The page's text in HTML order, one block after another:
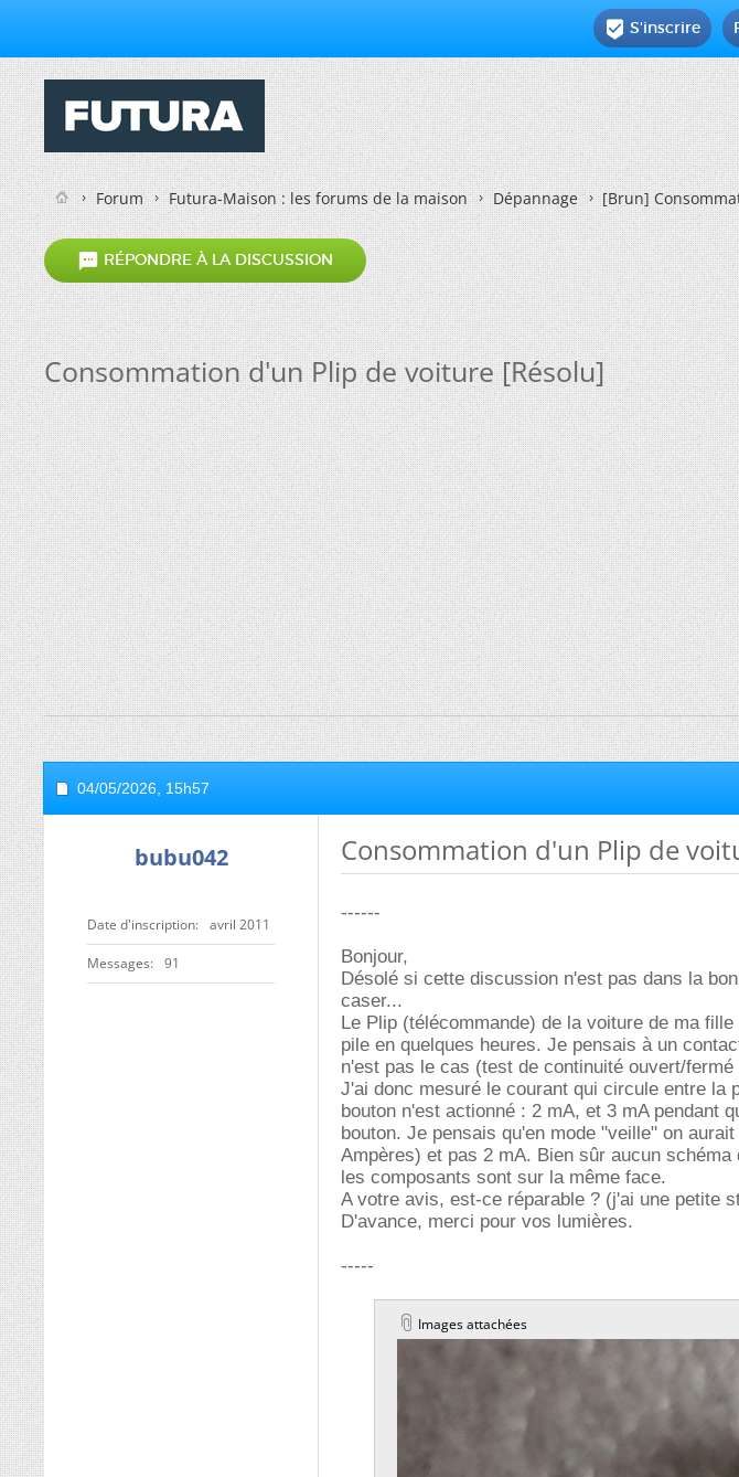
 S'inscrire
Forum Futura-Maison : les forums de la maison Dépannage [Brun]
 RÉPONDRE À LA DISCUSSION
Consommation d'un Plip de voiture [Résolu]
04/05/2026, 15h57
bubu042
Date d'inscription avril 2011
Messages 91
Consommation d'un Plip de
------
Bonjour,
Désolé si cette discussion n'est pas dans la
caser...
Le Plip (télécommande) de la voiture de ma
pile en quelques heures. Je pensais à un
n'est pas le cas (test de continuité ouvert/fermé
J'ai donc mesuré le courant qui circule entre la
bouton n'est actionné : 2 mA, et 3 mA pendant
bouton. Je pensais qu'en mode "veille" on
Ampères) et pas 2 mA. Bien sûr aucun
les composants sont sur la même face.
A votre avis, est-ce réparable ? (j'ai une petite
D'avance, merci pour vos lumières.
-----
Images attachées